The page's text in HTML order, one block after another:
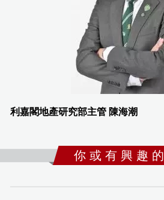
利嘉閣地產研究部主管 陳海潮
你 或 有 興 趣